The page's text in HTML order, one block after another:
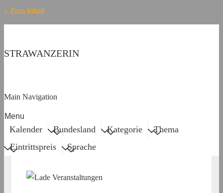
↓ Zum Inhalt
STRAWANZERIN
Main Navigation
Menu
Kalender Bundesland Kategorie
Thema
Eintrittspreis
Sprache